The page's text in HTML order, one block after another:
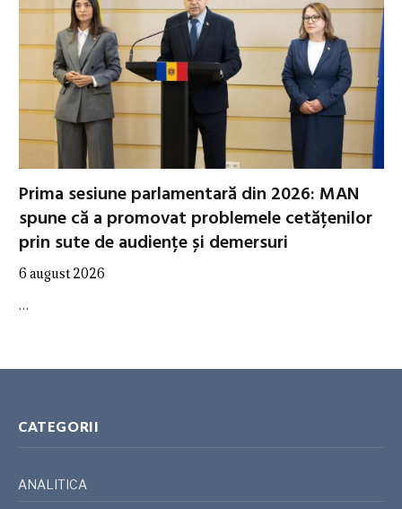
Prima sesiune parlamentară din 2026: MAN
spune că a promovat problemele cetățenilor
prin sute de audiențe și demersuri
6 august 2026
…
CATEGORII
ANALITICA